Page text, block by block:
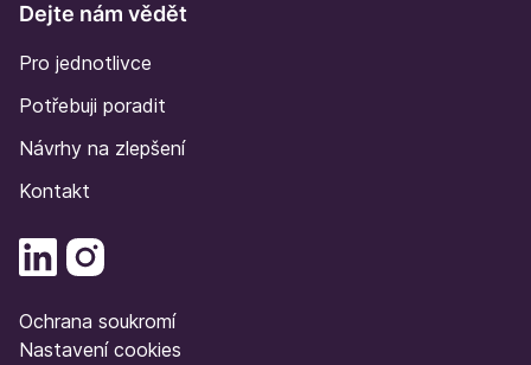
Dejte nám vědět
Pro jednotlivce
Potřebuji poradit
Návrhy na zlepšení
Kontakt
Ochrana soukromí
Nastavení cookies